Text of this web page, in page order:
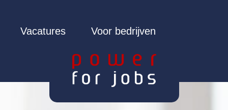
Vacatures Voor bedrijven